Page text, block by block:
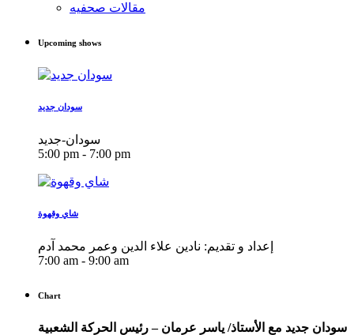
مقالات صحفيه
Upcoming shows
سودان جديد
سودان-جديد
5:00 pm - 7:00 pm
شاي وقهوة
إعداد و تقديم: نادين علاء الدين وعمر محمد آدم
7:00 am - 9:00 am
Chart
سودان جديد مع الأستاذ/ ياسر عرمان – رئيس الحركة الشعبية